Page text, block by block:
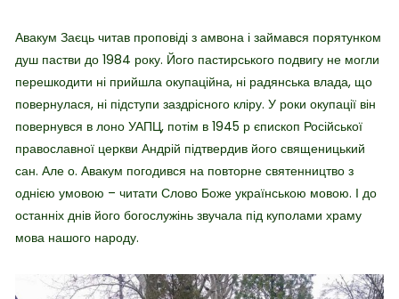
Авакум Заєць читав проповіді з амвона і займався порятунком
душ пастви до 1984 року. Його пастирського подвигу не могли
перешкодити ні прийшла окупаційна, ні радянська влада, що
повернулася, ні підступи заздрісного кліру. У роки окупації він
повернувся в лоно УАПЦ, потім в 1945 р єпископ Російської
православної церкви Андрій підтвердив його священицький
сан. Але о. Авакум погодився на повторне святенництво з
однією умовою – читати Слово Боже українською мовою. І до
останніх днів його богослужінь звучала під куполами храму
мова нашого народу.